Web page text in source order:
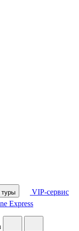
туры
VIP-сервис
Express